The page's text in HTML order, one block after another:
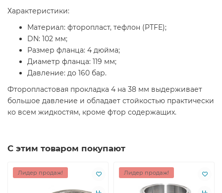
Характеристики:
Материал: фторопласт, тефлон (PTFE);
DN: 102 мм;
Размер фланца: 4 дюйма;
Диаметр фланца: 119 мм;
Давление: до 160 бар.
Фторопластовая прокладка 4 на 38 мм выдерживает
большое давление и обладает стойкостью практически
ко всем жидкостям, кроме фтор содержащих.
С этим товаром покупают
Лидер продаж! Лидер продаж!